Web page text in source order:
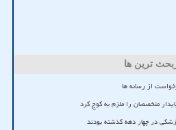
ترین ها
از رسانه ها
متخصصان را ملزم به کوچ کرد
در چهار دهه گذشته بودند